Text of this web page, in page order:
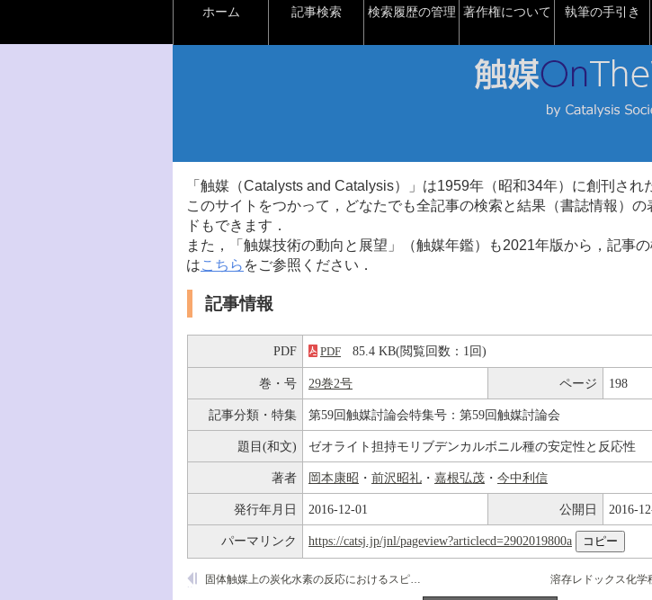
ホーム 記事検索 検索履歴の管理 著作権について 執筆の手引き
「触媒（Catalysts and Catalysis）」は1959年（昭和34年）に創刊され
このサイトをつかって，どなたでも全記事の検索と結果（書誌情報）
ドもできます．
また，「触媒技術の動向と展望」（触媒年鑑）も2021年版から，記事
はこちら をご参照ください．
記事情報
PDF PDF 85.4 KB(閲覧回数：1回)
巻・号 29巻2号 ページ 198
記事分類・特集 第59回触媒討論会特集号：第59回触媒討論会
題目(和文) ゼオライト担持モリブデンカルボニル種の安定性と反応性
著者 岡本康昭 ・ 前沢昭礼 ・ 嘉根弘茂 ・ 今中利信
発行年月日 2016-12-01 公開日 2016-
パーマリンク https://catsj.jp/jnl/pageview?articlecd=2902019800a
固体触媒上の炭化水素の反応におけるスピルオーバー，逆スピルオーバー効果